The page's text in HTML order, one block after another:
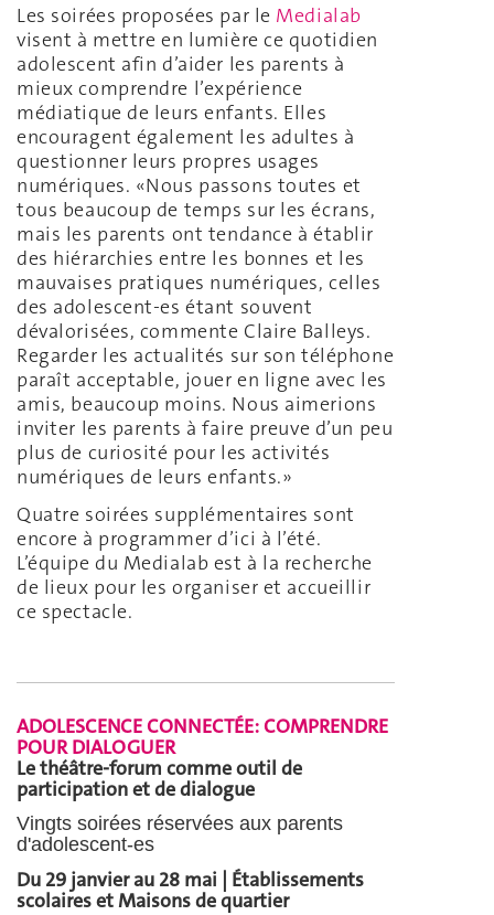
Les soirées proposées par le Medialab
visent à mettre en lumière ce quotidien
adolescent afin d’aider les parents à
mieux comprendre l’expérience
médiatique de leurs enfants. Elles
encouragent également les adultes à
questionner leurs propres usages
numériques. «Nous passons toutes et
tous beaucoup de temps sur les écrans,
mais les parents ont tendance à établir
des hiérarchies entre les bonnes et les
mauvaises pratiques numériques, celles
des adolescent-es étant souvent
dévalorisées, commente Claire Balleys.
Regarder les actualités sur son téléphone
paraît acceptable, jouer en ligne avec les
amis, beaucoup moins. Nous aimerions
inviter les parents à faire preuve d’un peu
plus de curiosité pour les activités
numériques de leurs enfants.»
Quatre soirées supplémentaires sont
encore à programmer d’ici à l’été.
L’équipe du Medialab est à la recherche
de lieux pour les organiser et accueillir
ce spectacle.
ADOLESCENCE CONNECTÉE: COMPRENDRE
POUR DIALOGUER
Le théâtre-forum comme outil de
participation et de dialogue
Vingts soirées réservées aux parents
d'adolescent-es
Du 29 janvier au 28 mai | Établissements
scolaires et Maisons de quartier